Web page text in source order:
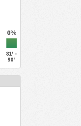
0%
81' -
90'